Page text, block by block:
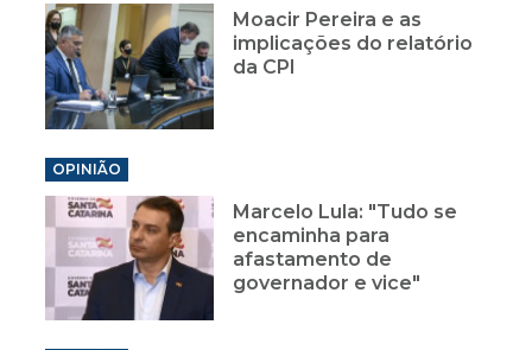
Moacir Pereira e as
implicações do relatório
da CPI
OPINIÃO
Marcelo Lula: "Tudo se
encaminha para
afastamento de
governador e vice"